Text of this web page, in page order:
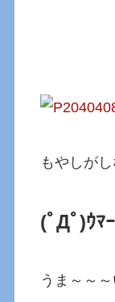
もやしが
(ﾟДﾟ)ｳﾏ
うま～～～